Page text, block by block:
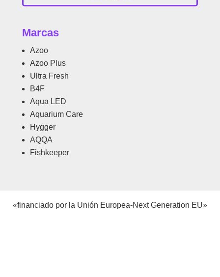
Marcas
Azoo
Azoo Plus
Ultra Fresh
B4F
Aqua LED
Aquarium Care
Hygger
AQQA
Fishkeeper
«financiado por la Unión Europea-Next Generation EU»